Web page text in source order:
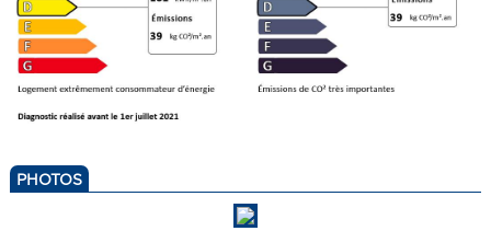
PHOTOS